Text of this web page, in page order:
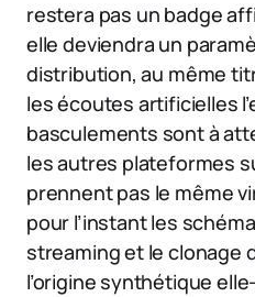
restera pas un badge
elle deviendra un
distribution, au même
les écoutes artificielles
basculements sont à
les autres plateformes
prennent pas le même
pour l’instant les
streaming et le clonage
l’origine synthétique